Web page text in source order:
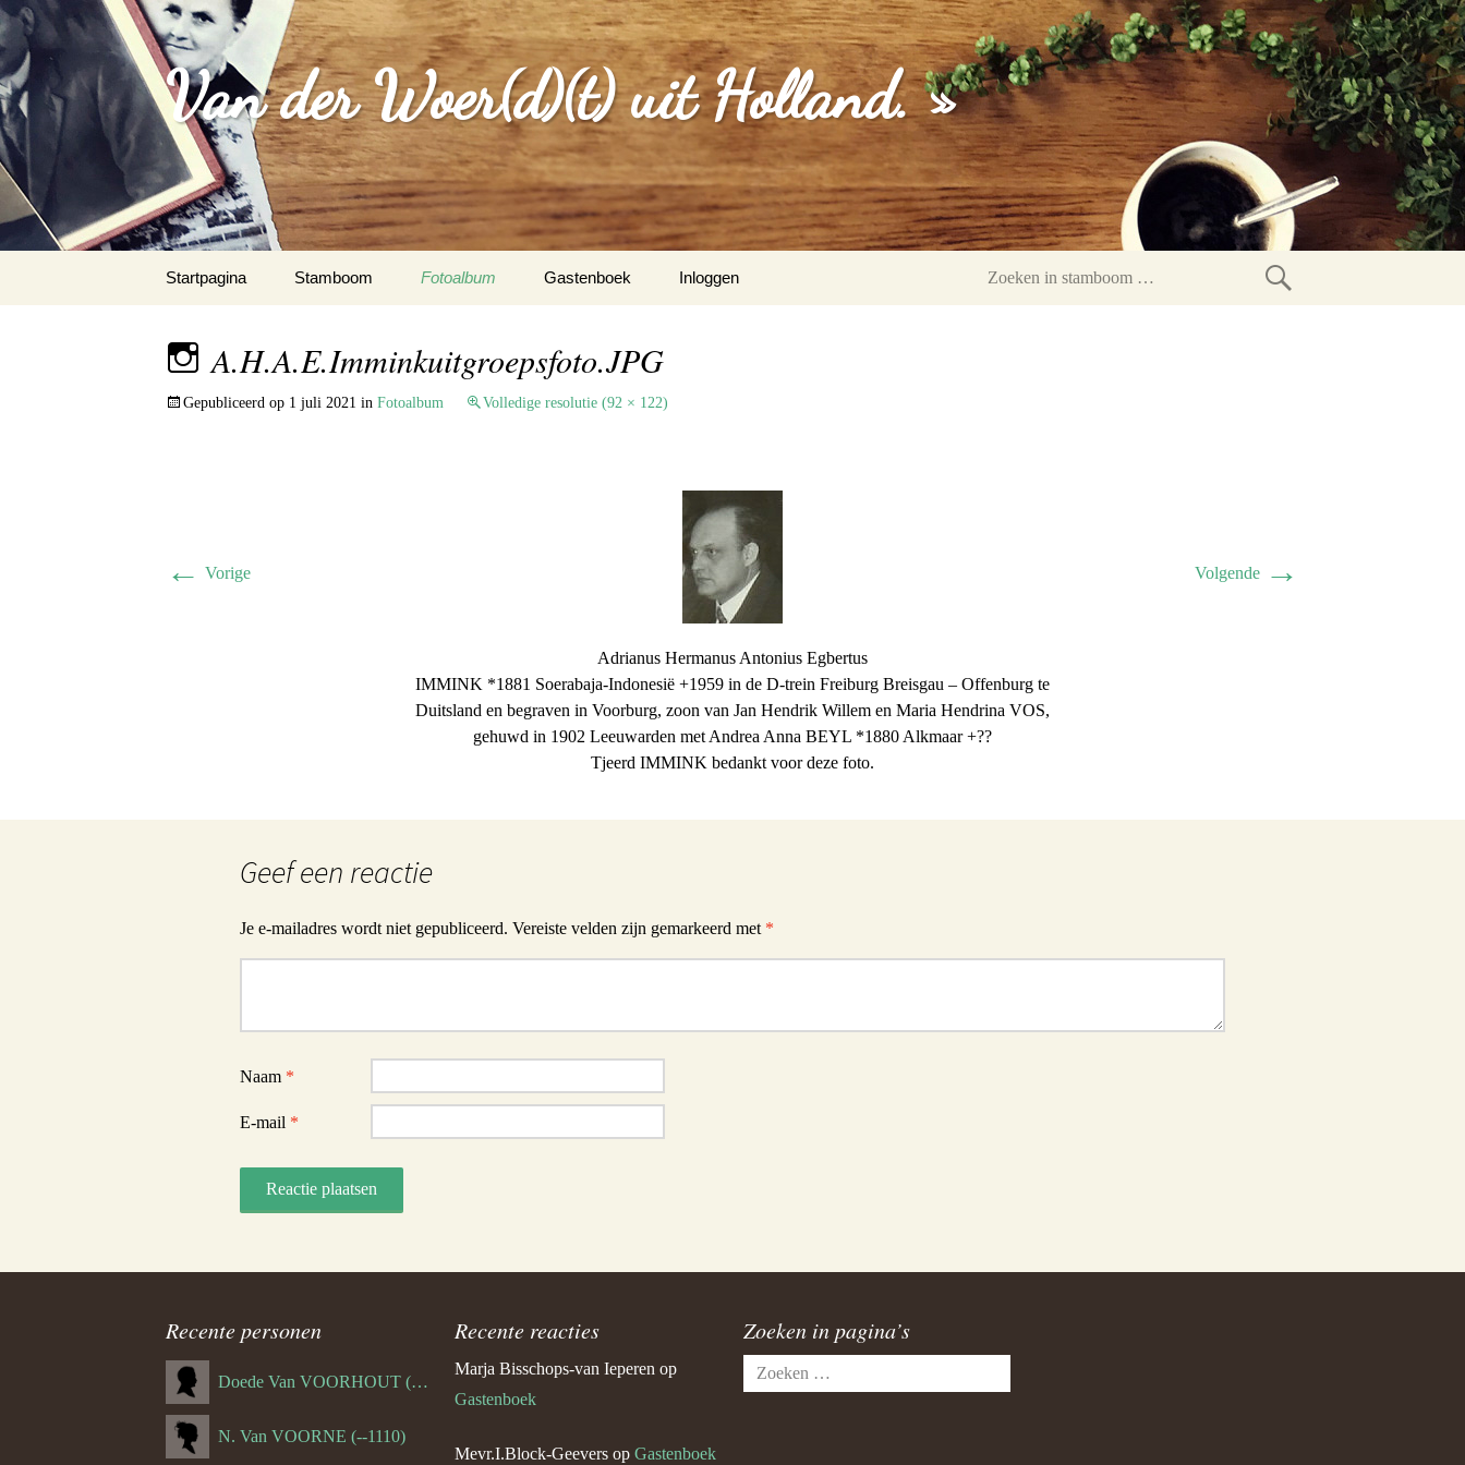
Van der Woer(d)(t) uit Holland. »
naar
Startpagina Stamboom Fotoalbum Gastenboek
Inloggen
Zoeken
A.H.A.E.Imminkuitgroepsfoto.JPG
Gepubliceerd op 1 juli 2021 in Fotoalbum Volledige resolutie (92 × 122)
← Vorige Volgende →
Adrianus Hermanus Antonius Egbertus
IMMINK *1881 Soerabaja-Indonesië +1959 in de D-trein Freiburg Breisgau – Offenburg te
Duitsland en begraven in Voorburg, zoon van Jan Hendrik Willem en Maria Hendrina VOS,
gehuwd in 1902 Leeuwarden met Andrea Anna BEYL *1880 Alkmaar +??
Tjeerd IMMINK bedankt voor deze foto.
Geef een reactie
Je e-mailadres wordt niet gepubliceerd. Vereiste velden zijn gemarkeerd met *
Naam *
E-mail *
Recente personen
Doede Van VOORHOUT (Van FORNEHOLT) (--1101)
N. Van VOORNE (--1110)
Recente reacties
Marja Bisschops-van Ieperen op
Gastenboek
Mevr.I.Block-Geevers op Gastenboek
Zoeken in pagina’s
Zoeken
naar: